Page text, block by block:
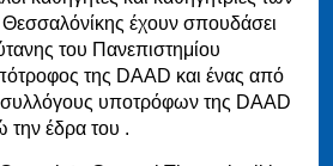
έχουν σπουδάσει
του Πανεπιστημίου
της DAAD και ένας από
συλλόγους υποτρόφων της DAAD
την έδρα του .